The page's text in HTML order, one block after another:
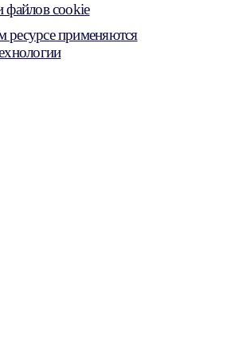
файлов cookie
применяются